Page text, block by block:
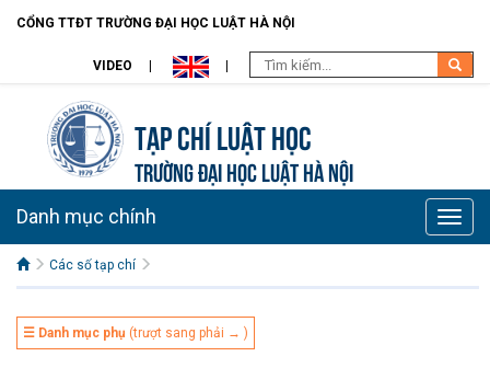
CỔNG TTĐT TRƯỜNG ĐẠI HỌC LUẬT HÀ NỘI
VIDEO
Tạp chí Luật học
TRƯỜNG ĐẠI HỌC LUẬT HÀ NỘI
Toggle
Danh mục chính
Các số tạp chí
☰ Danh mục phụ (trượt sang phải → )